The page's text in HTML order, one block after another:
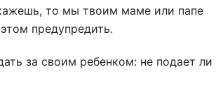
то мы твоим маме или папе
предупредить.
за своим ребенком: не подает ли